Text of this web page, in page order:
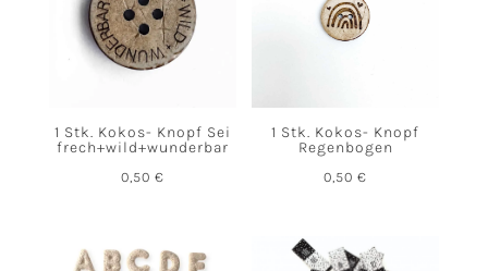
1 Stk. Kokos- Knopf Sei
frech+wild+wunderbar
0,50 €
1 Stk. Kokos- Knopf
Regenbogen
0,50€